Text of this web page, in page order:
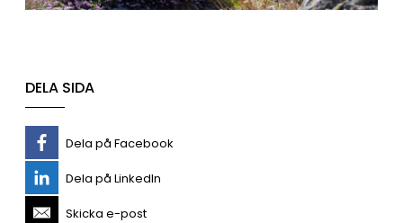
DELA SIDA
Dela på Facebook
Dela på LinkedIn
Skicka e-post